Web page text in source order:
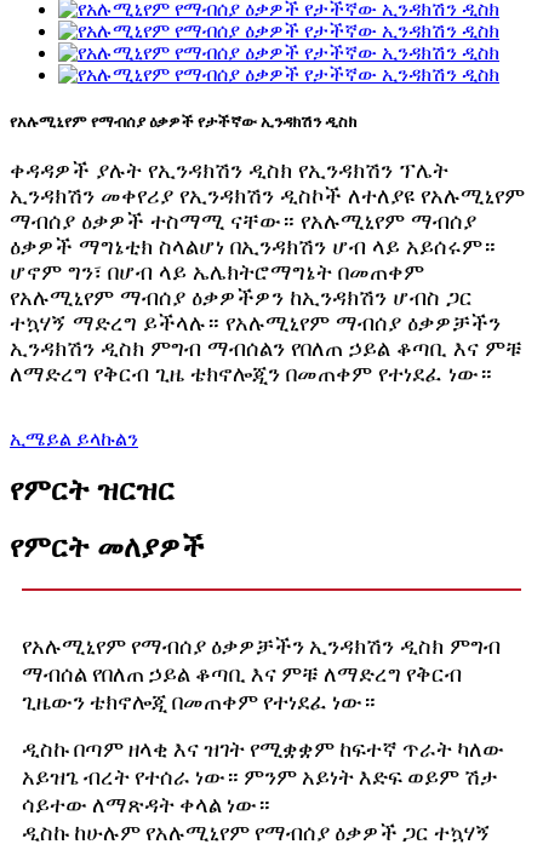
የአሉሚኒየም የማብሰያ ዕቃዎች የታችኛው ኢንዳክሽን ዲስክ
ቀዳዳዎች ያሉት የኢንዳክሽን ዲስክ የኢንዳክሽን ፕሌት
ኢንዳክሽን መቀየሪያ የኢንዳክሽን ዲስኮች ለተለያዩ የአሉሚኒየም
ማብሰያ ዕቃዎች ተስማሚ ናቸው። የአሉሚኒየም ማብሰያ
ዕቃዎች ማግኔቲክ ስላልሆነ በኢንዳክሽን ሆብ ላይ አይሰሩም።
ሆኖም ግን፣ በሆብ ላይ ኤሌክትሮማግኔት በመጠቀም
የአሉሚኒየም ማብሰያ ዕቃዎችዎን ከኢንዳክሽን ሆብስ ጋር
ተኳሃኝ ማድረግ ይችላሉ። የአሉሚኒየም ማብሰያ ዕቃዎቻችን
ኢንዳክሽን ዲስክ ምግብ ማብሰልን የበለጠ ኃይል ቆጣቢ እና ምቹ
ለማድረግ የቅርብ ጊዜ ቴክኖሎጂን በመጠቀም የተነደፈ ነው።
ኢሜይል ይላኩልን
የምርት ዝርዝር
የምርት መለያዎች
የአሉሚኒየም የማብሰያ ዕቃዎቻችን ኢንዳክሽን ዲስክ ምግብ
ማብሰል የበለጠ ኃይል ቆጣቢ እና ምቹ ለማድረግ የቅርብ
ጊዜውን ቴክኖሎጂ በመጠቀም የተነደፈ ነው።
ዲስኩ በጣም ዘላቂ እና ዝገት የሚቋቋም ከፍተኛ ጥራት ካለው
አይዝጌ ብረት የተሰራ ነው። ምንም አይነት እድፍ ወይም ሽታ
ሳይተው ለማጽዳት ቀላል ነው።
ዲስኩ ከሁሉም የአሉሚኒየም የማብሰያ ዕቃዎች ጋር ተኳሃኝ